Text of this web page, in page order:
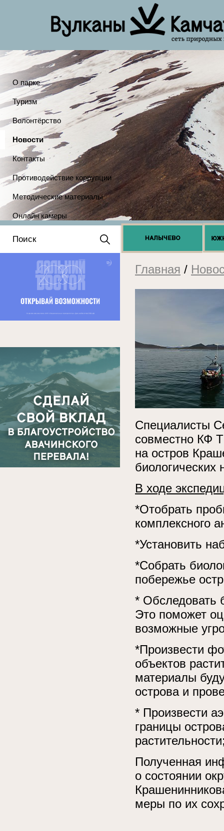
О парке
Туризм
Волонтёрство
Новости
Контакты
Противодействие коррупции
Методические материалы
Онлайн камеры
Положение о выдаче
разрешений 2025
Главная /
Специалисты
совместно КФ
на остров
биологических
В ходе
*Отобрать
комплексного
*Установить
*Собрать
побережье
* Обследовать
Это поможет
возможные
*Произвести
объектов
материалы
острова и
* Произвести
границы
Полученная
о состоянии
меры по их